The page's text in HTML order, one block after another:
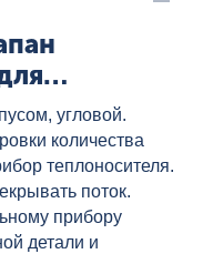
угловой
угловой.
количества
теплоносителя.
поток.
прибору
детали и